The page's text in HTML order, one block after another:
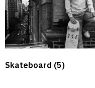
Skateboard (5)